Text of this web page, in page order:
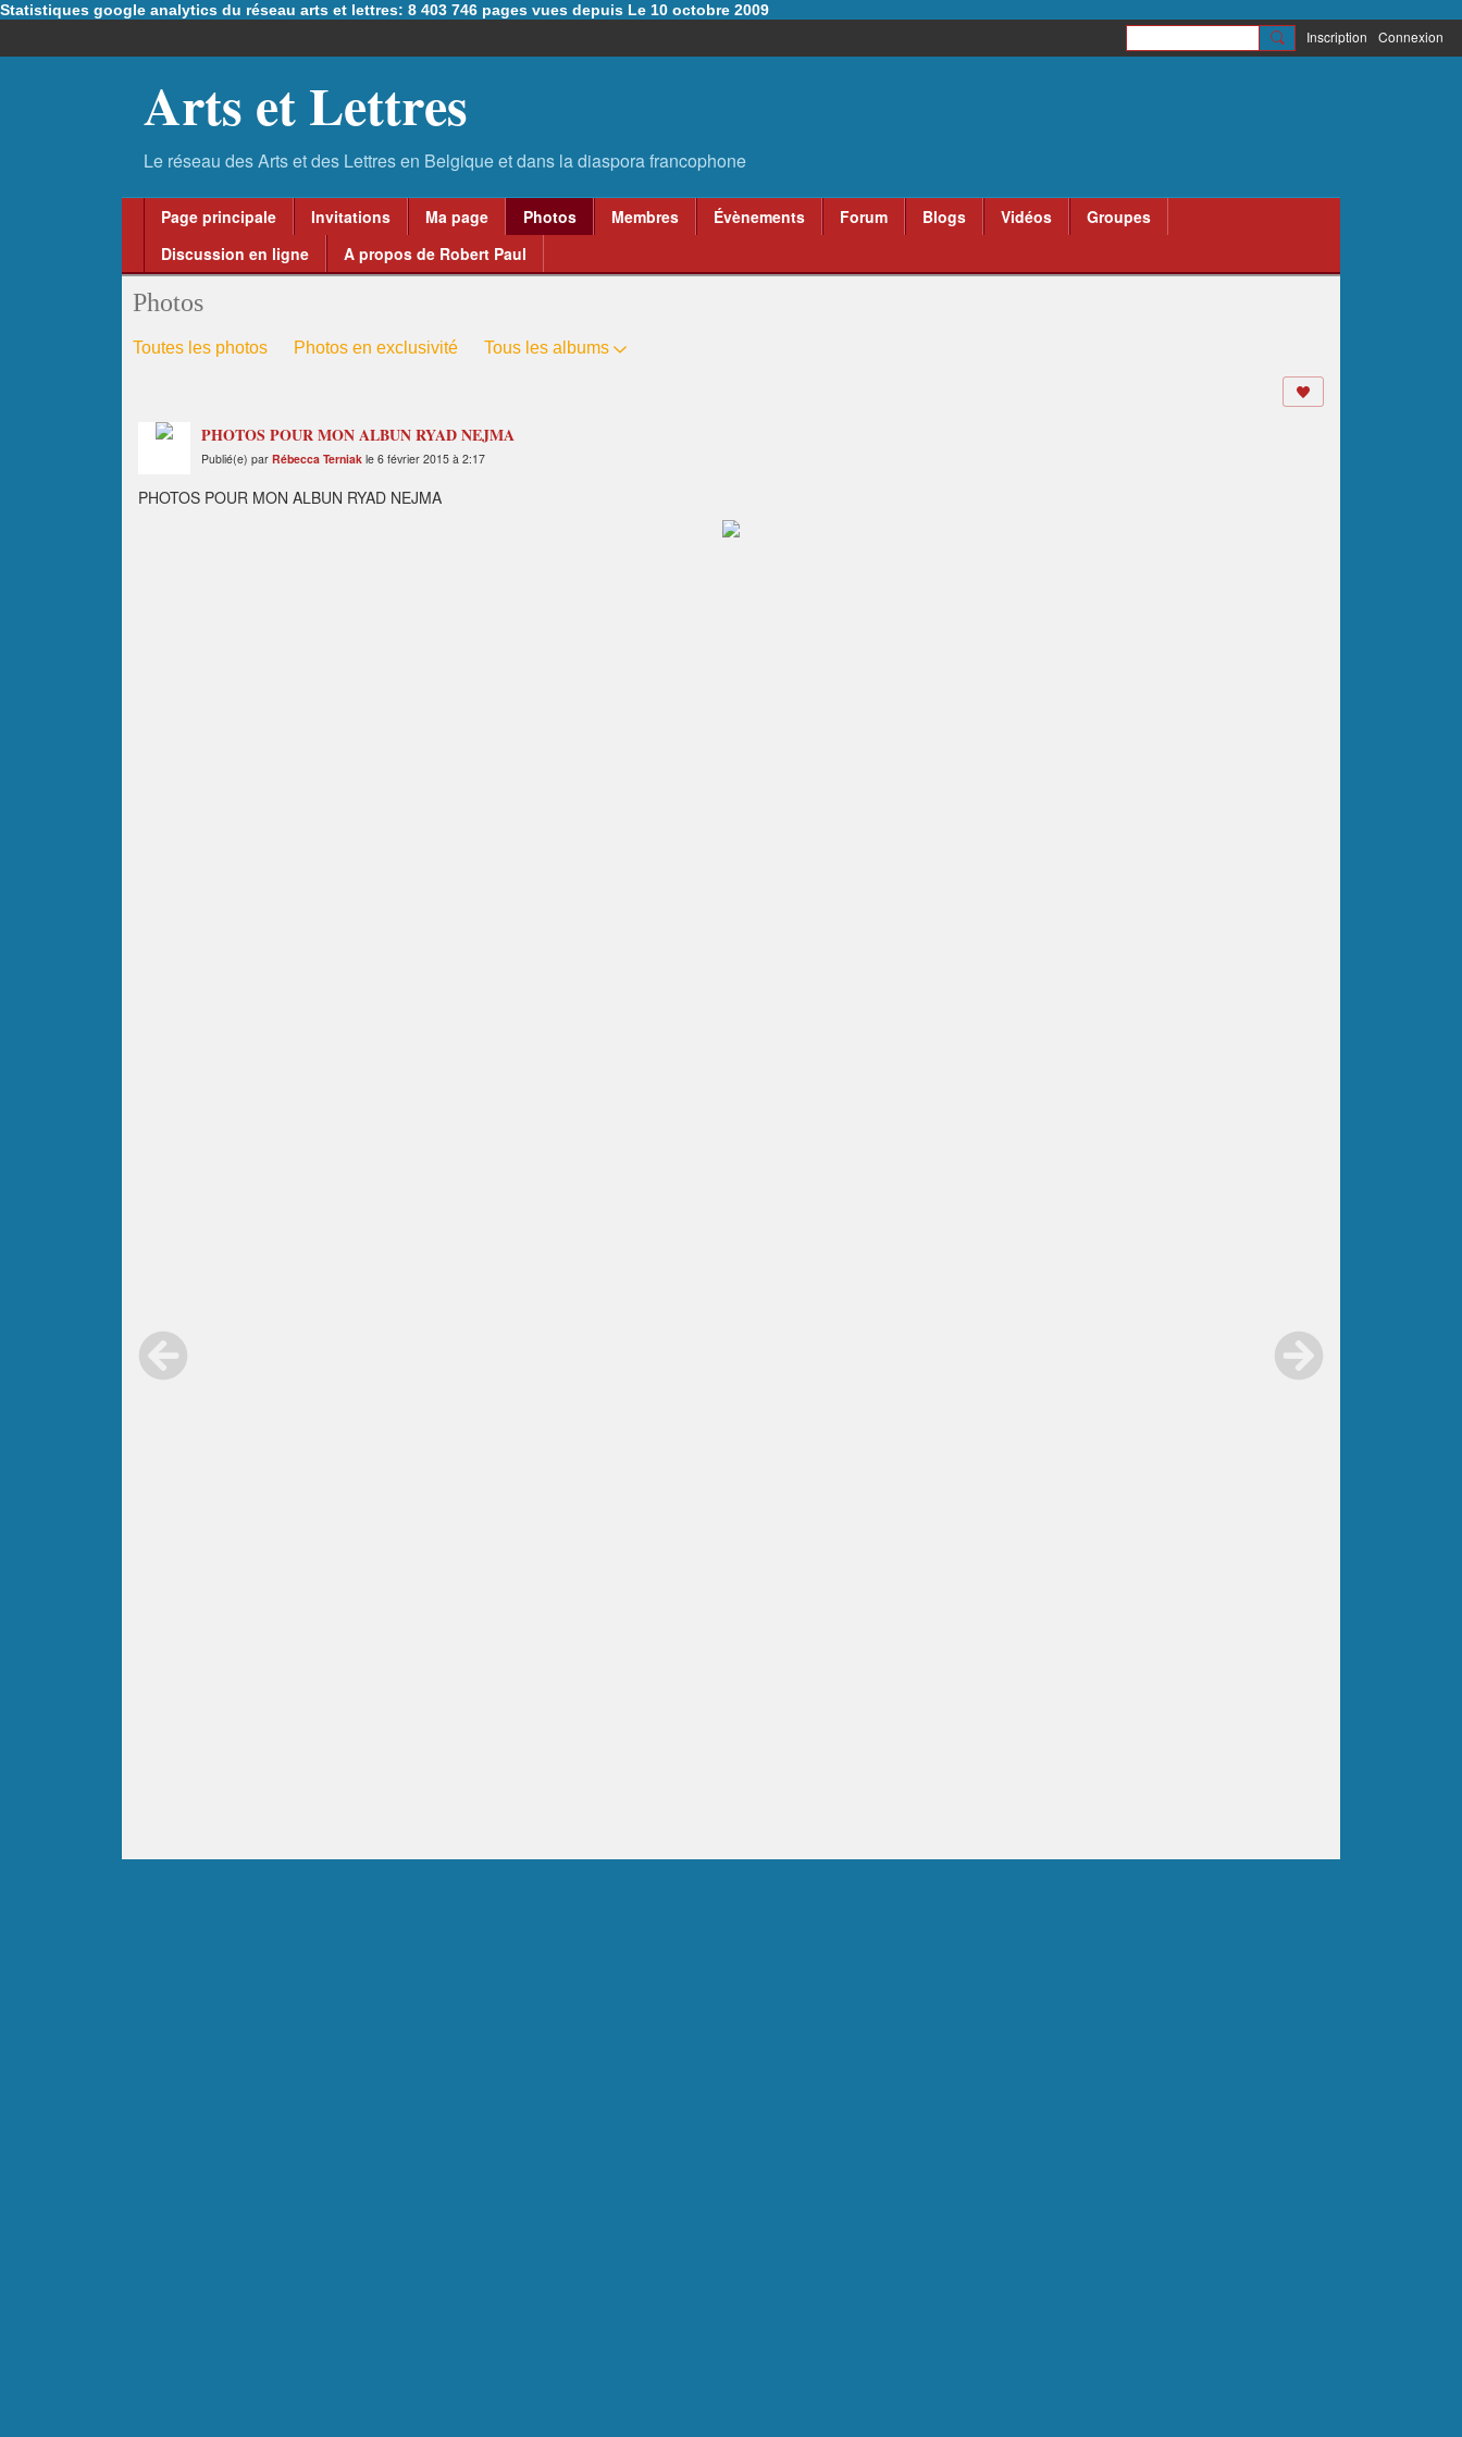
Statistiques google analytics du réseau arts et lettres: 8 403 746 pages vues depuis Le 10 octobre 2009
Inscription Connexion
Arts et Lettres
Page principale Invitations Ma page Photos Membres Évènements Forum Blogs Vidéos
Groupes
Discussion en ligne
A propos de Robert Paul
Photos
Toutes les photos Photos en exclusivité Tous les albums
PHOTOS POUR MON ALBUN RYAD NEJMA
Publié(e) par Rébecca Terniak le 6 février 2015 à 2:17
PHOTOS POUR MON ALBUN RYAD NEJMA